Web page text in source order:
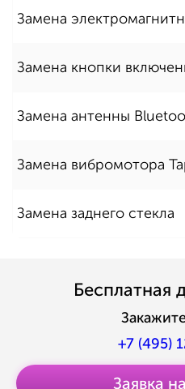
Замена
Замена кнопки
Замена антенны
Замена вибромотора
Замена заднего стекла
Бесплатная
+7 (495)
Заявка